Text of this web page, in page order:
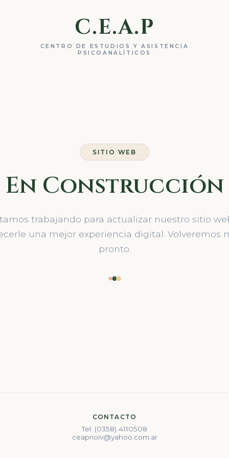
C.E.A.P
CENTRO DE ESTUDIOS Y ASISTENCIA
PSICOANALÍTICOS
SITIO WEB
En Construcción
trabajando para actualizar nuestro sitio
una mejor experiencia digital. Volveremos
pronto.
CONTACTO
Tel: (0358) 4110508
ceaprioiv@yahoo.com.ar